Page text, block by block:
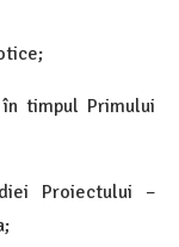
timpul Primului
Proiectului –